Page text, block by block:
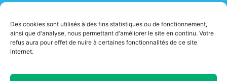
Des cookies sont utilisés à des fins statistiques ou de fonctionnement,
ainsi que d'analyse, nous permettant d'améliorer le site en continu. Votre
refus aura pour effet de nuire à certaines fonctionnalités de ce site
internet.